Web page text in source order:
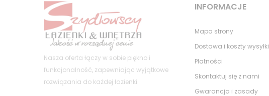
Nasza oferta łączy w sobie piękno i
funkcjonalność, zapewniając wyjątkowe
rozwiązania do każdej łazienki.
INFORMACJE
Mapa strony
Dostawa i koszty wysyłki
Płatności
Skontaktuj się z nami
Gwarancja i zasady